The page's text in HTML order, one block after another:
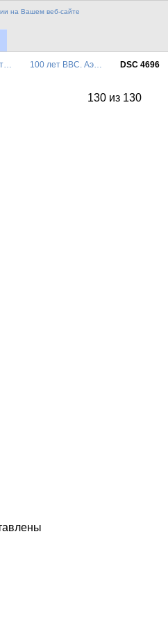
100 лет ВВС. Аэ… DSC 4696
130 из 130